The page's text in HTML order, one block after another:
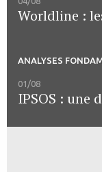
Worldline :
ANALYSES
01/08
IPSOS : une